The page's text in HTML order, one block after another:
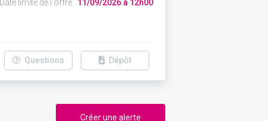
Date limite de l'offre : 11/09/2026 à 12h00
Questions Dépôt
Créer une alerte